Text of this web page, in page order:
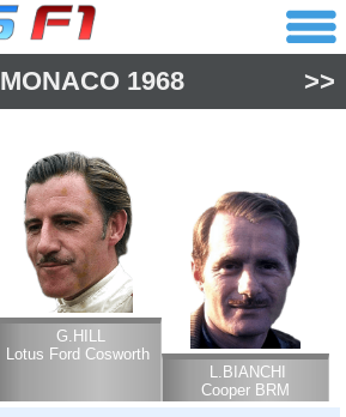
MONACO 1968 >>
G.HILL
Lotus Ford Cosworth
L.BIANCHI
Cooper BRM